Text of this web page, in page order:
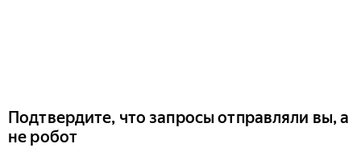
Подтвердите, что запросы отправляли вы, а
не робот